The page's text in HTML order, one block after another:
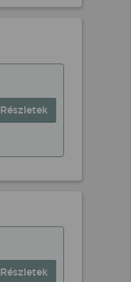
Részletek
Részletek